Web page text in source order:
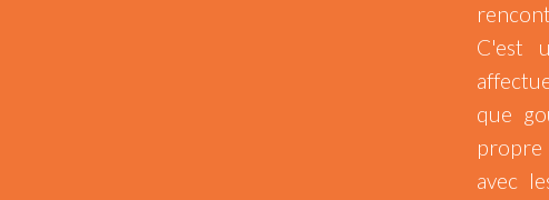
C'est
que
avec